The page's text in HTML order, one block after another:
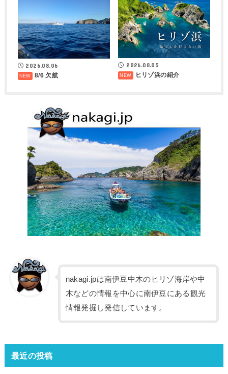
2026.08.06
8/6 欠航
2026.08.05
ヒリゾ浜の紹介
nakagi.jpは南伊豆中木のヒリゾ海岸や中
木などの情報を中心に南伊豆にある観光
情報発掘し発信しています。
最近の投稿